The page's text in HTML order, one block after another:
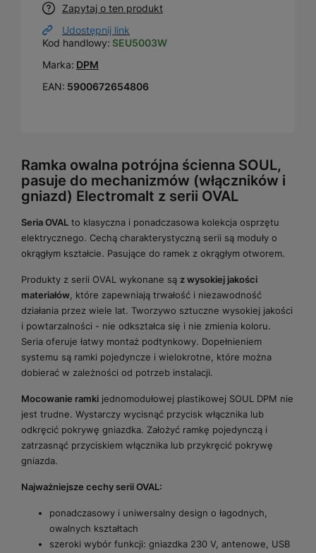
Zapytaj o ten produkt
Udostępnij link
Kod handlowy: SEU5003W
Marka: DPM
EAN: 5900672654806
Ramka owalna potrójna ścienna SOUL,
pasuje do mechanizmów (włączników i
gniazd) Electromalt z serii OVAL
Seria OVAL to klasyczna i ponadczasowa kolekcja osprzętu
elektrycznego. Cechą charakterystyczną serii są moduły o
okrągłym kształcie. Pasujące do ramek z okrągłym otworem.
Produkty z serii OVAL wykonane są z wysokiej jakości
materiałów, które zapewniają trwałość i niezawodność
działania przez wiele lat. Tworzywo sztuczne wysokiej jakości
i powtarzalności - nie odkształca się i nie zmienia koloru.
Seria oferuje łatwy montaż podtynkowy. Dopełnieniem
systemu są ramki pojedyncze i wielokrotne, które można
dobierać w zależności od potrzeb instalacji.
Mocowanie ramki jednomodułowej plastikowej SOUL DPM nie
jest trudne. Wystarczy wycisnąć przycisk włącznika lub
odkręcić pokrywę gniazdka. Założyć ramkę pojedynczą i
zatrzasnąć przyciskiem włącznika lub przykręcić pokrywę
gniazda.
Najważniejsze cechy serii OVAL:
ponadczasowy i uniwersalny design o łagodnych,
owalnych kształtach
szeroki wybór funkcji: gniazdka 230 V, antenowe, USB